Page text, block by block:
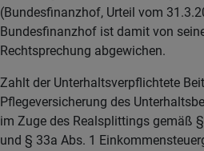
(Bundesfinanzhof, Urteil vom
Bundesfinanzhof ist damit von
Rechtsprechung abgewichen.
Zahlt der Unterhaltsverpflichtete
Pflegeversicherung des
im Zuge des Realsplittings gemäß
und § 33a Abs. 1